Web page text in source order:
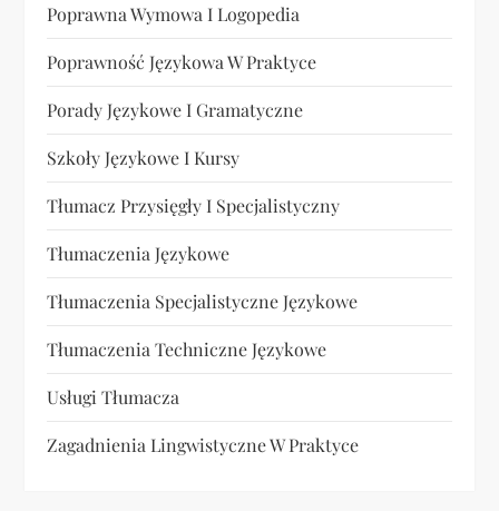
Poprawna Wymowa I Logopedia
Poprawność Językowa W Praktyce
Porady Językowe I Gramatyczne
Szkoły Językowe I Kursy
Tłumacz Przysięgły I Specjalistyczny
Tłumaczenia Językowe
Tłumaczenia Specjalistyczne Językowe
Tłumaczenia Techniczne Językowe
Usługi Tłumacza
Zagadnienia Lingwistyczne W Praktyce